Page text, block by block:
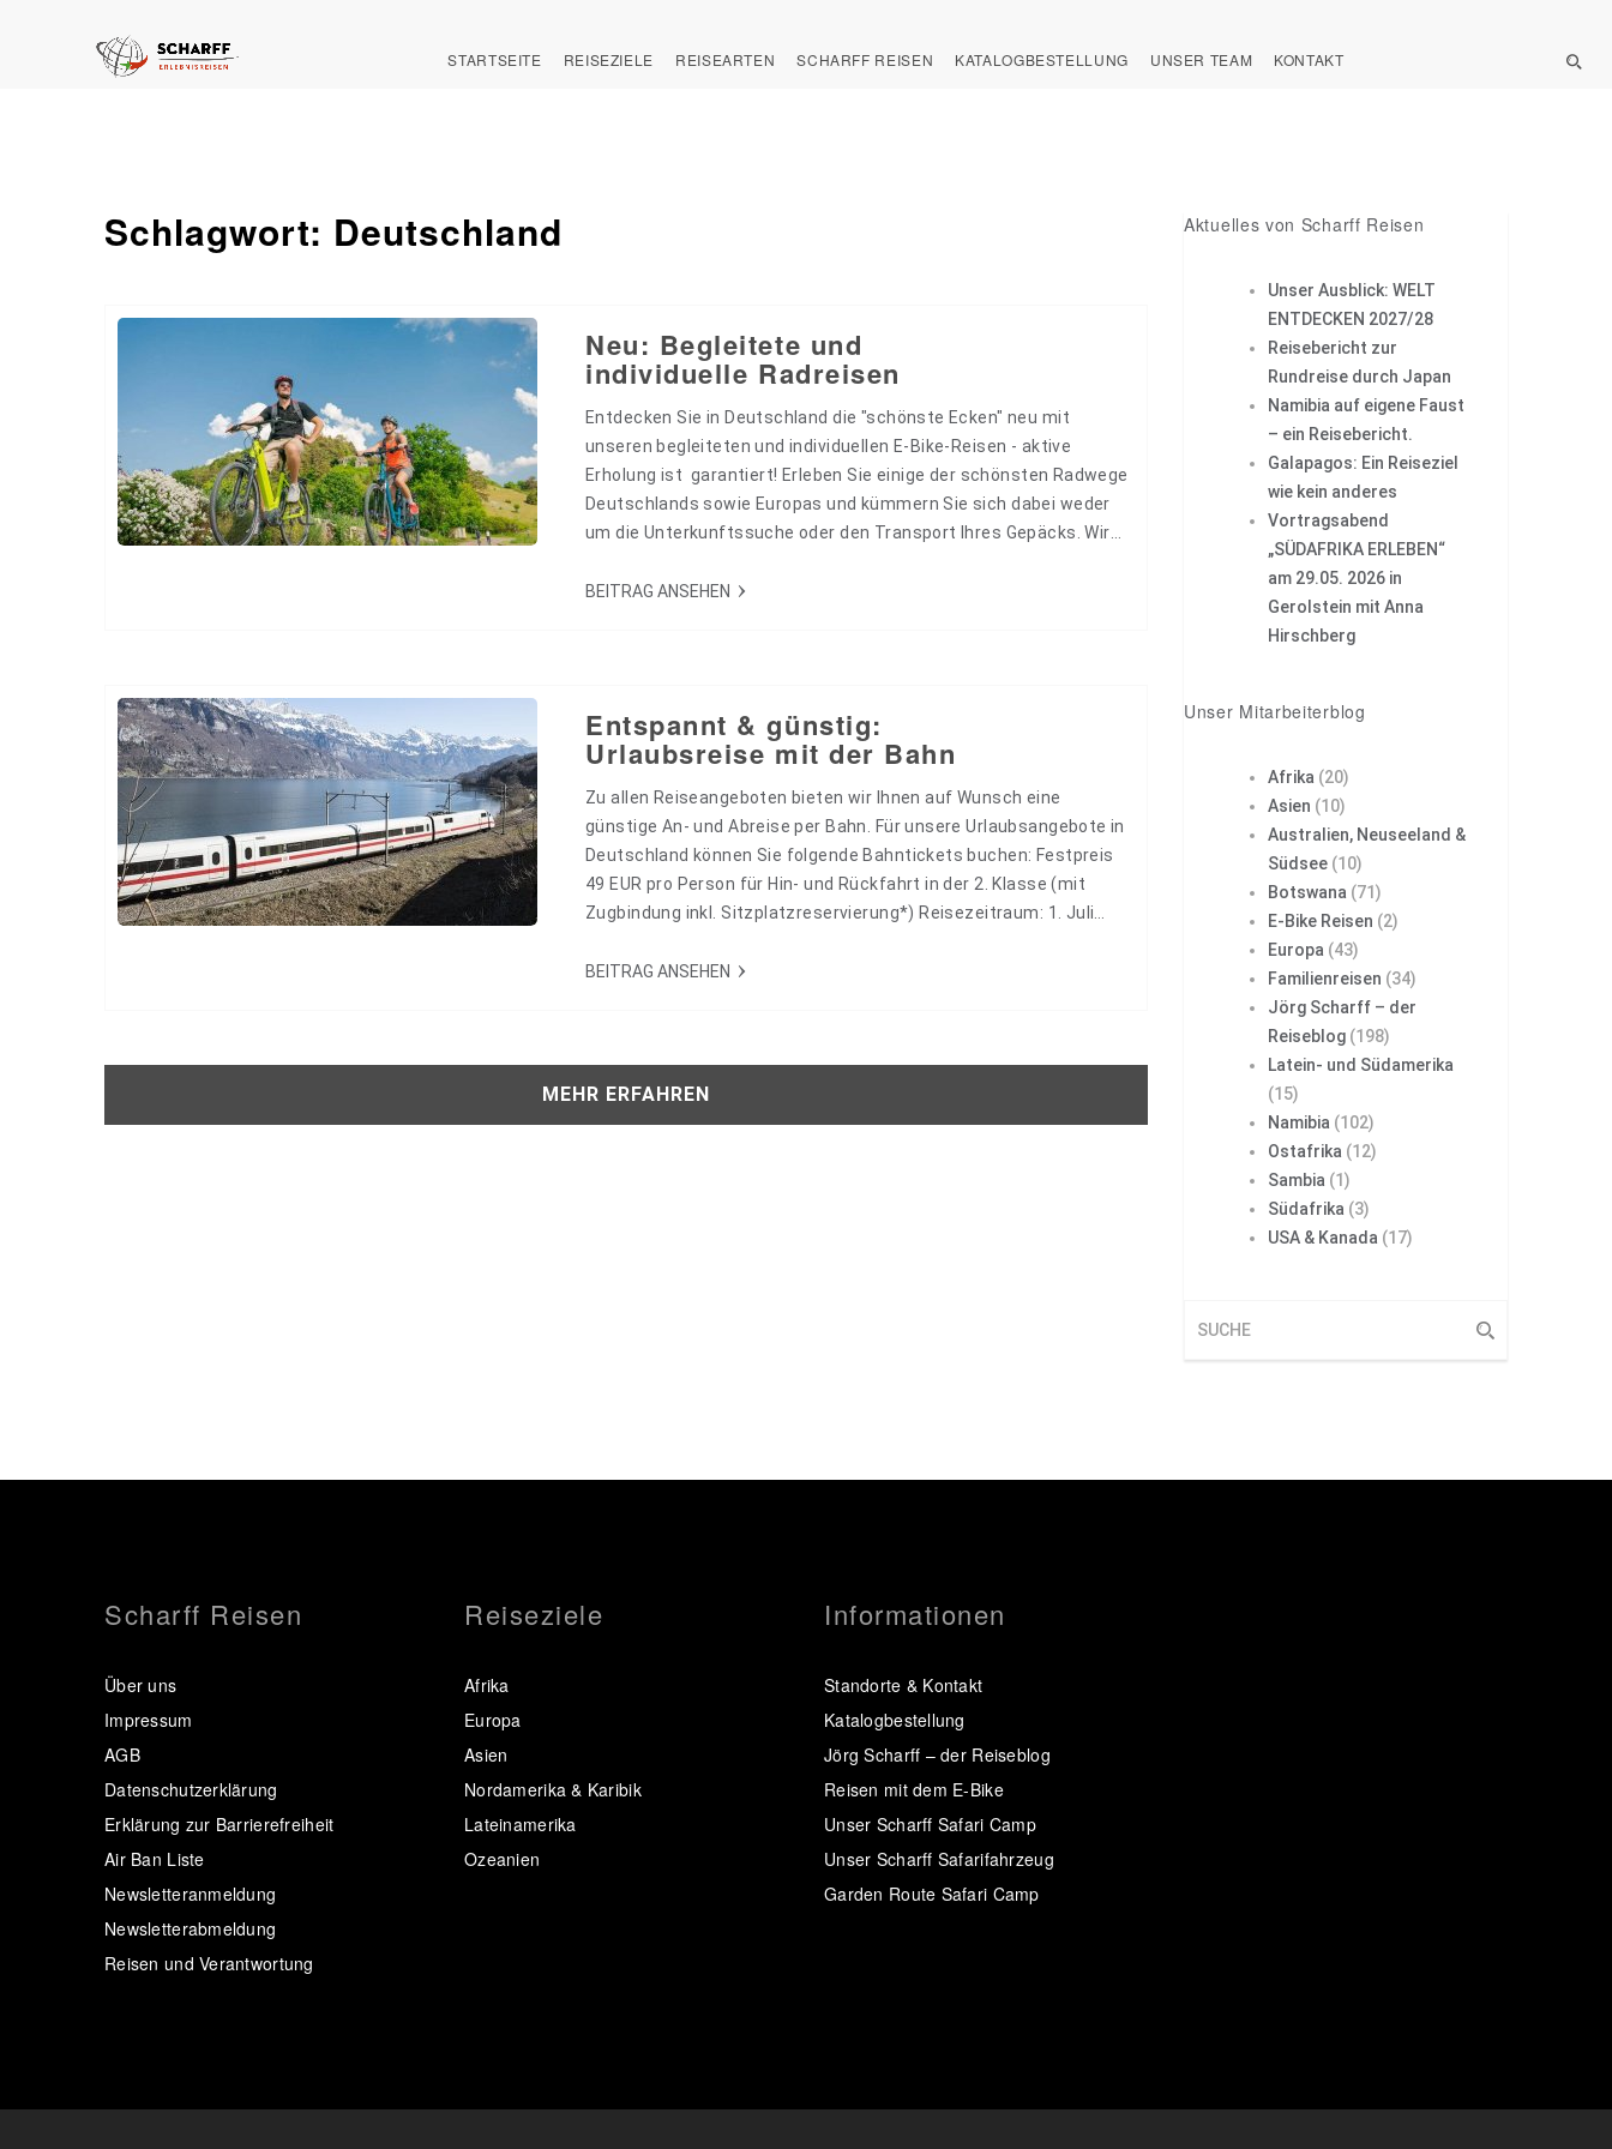
STARTSEITE REISEZIELE REISEARTEN SCHARFF REISEN KATALOGBESTELLUNG UNSER TEAM KONTAKT
Schlagwort: Deutschland
Neu: Begleitete und
individuelle Radreisen
Entdecken Sie in Deutschland die "schönste Ecken" neu mit
unseren begleiteten und individuellen E-Bike-Reisen - aktive
Erholung ist garantiert! Erleben Sie einige der schönsten Radwege
Deutschlands sowie Europas und kümmern Sie sich dabei weder
um die Unterkunftssuche oder den Transport Ihres Gepäcks. Wir
zu dürfen: 🚲 Begleitete Radreisen 🚲 Mit dem E-Bike unterwegs
BEITRAG ANSEHEN
Entspannt & günstig:
Urlaubsreise mit der Bahn
Zu allen Reiseangeboten bieten wir Ihnen auf Wunsch eine
günstige An- und Abreise per Bahn. Für unsere Urlaubsangebote in
Deutschland können Sie folgende Bahntickets buchen: Festpreis
49 EUR pro Person für Hin- und Rückfahrt in der 2. Klasse (mit
Zugbindung inkl. Sitzplatzreservierung*) Reisezeitraum: 1. Juli
August 2020 Von und zu allen Zielen in Deutschland in Zügen mit
BEITRAG ANSEHEN
MEHR ERFAHREN
Aktuelles von Scharff Reisen
Unser Ausblick: WELT
ENTDECKEN 2027/28
Reisebericht zur
Rundreise durch Japan
Namibia auf eigene Faust
– ein Reisebericht.
Galapagos: Ein Reiseziel
wie kein anderes
Vortragsabend
„SÜDAFRIKA ERLEBEN“
am 29.05. 2026 in
Gerolstein mit Anna
Hirschberg
Unser Mitarbeiterblog
Afrika (20)
Asien (10)
Australien, Neuseeland &
Südsee (10)
Botswana (71)
E-Bike Reisen (2)
Europa (43)
Familienreisen (34)
Jörg Scharff – der
Reiseblog (198)
Latein- und Südamerika
(15)
Namibia (102)
Ostafrika (12)
Sambia (1)
Südafrika (3)
USA & Kanada (17)
Scharff Reisen
Über uns
Impressum
AGB
Datenschutzerklärung
Erklärung zur Barrierefreiheit
Air Ban Liste
Newsletteranmeldung
Newsletterabmeldung
Reisen und Verantwortung
Reiseziele
Afrika
Europa
Asien
Nordamerika & Karibik
Lateinamerika
Ozeanien
Informationen
Standorte & Kontakt
Katalogbestellung
Jörg Scharff – der Reiseblog
Reisen mit dem E-Bike
Unser Scharff Safari Camp
Unser Scharff Safarifahrzeug
Garden Route Safari Camp